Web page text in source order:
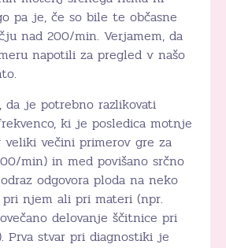
pa je, če so bile te občasne
nad 200/min. Verjamem, da
napotili za pregled v našo
da je potrebno razlikovati
ki je posledica motnje
večini primerov gre za
min) in med povišano srčno
odgovora ploda na neko
njem ali pri materi (npr.
delovanje ščitnice pri
Prva stvar pri diagnostiki je